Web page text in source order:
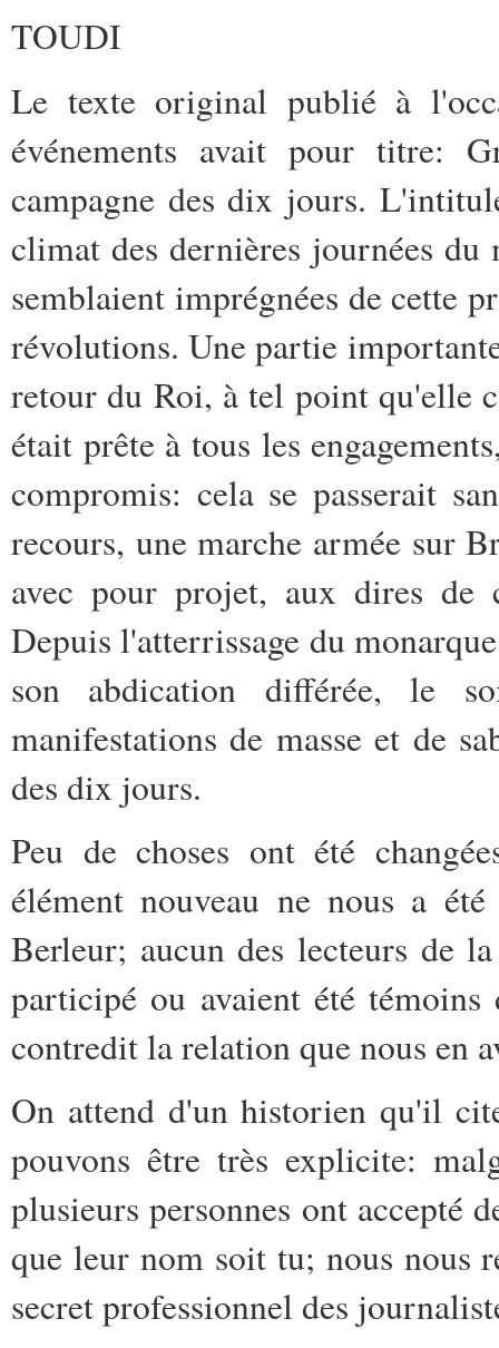
TOUDI
Le texte original publié à
événements avait pour titre:
campagne des dix jours.
climat des dernières journées
semblaient imprégnées de cette
révolutions. Une partie
retour du Roi, à tel point qu'elle
était prête à tous les
compromis: cela se passerait
recours, une marche armée sur
avec pour projet, aux dires de
Depuis l'atterrissage du
son abdication différée, le
manifestations de masse et de
des dix jours.
Peu de choses ont été
élément nouveau ne nous a
Berleur; aucun des lecteurs de
participé ou avaient été témoins
contredit la relation que nous en
On attend d'un historien qu'il
pouvons être très explicite:
plusieurs personnes ont accepté
que leur nom soit tu; nous nous
secret professionnel des